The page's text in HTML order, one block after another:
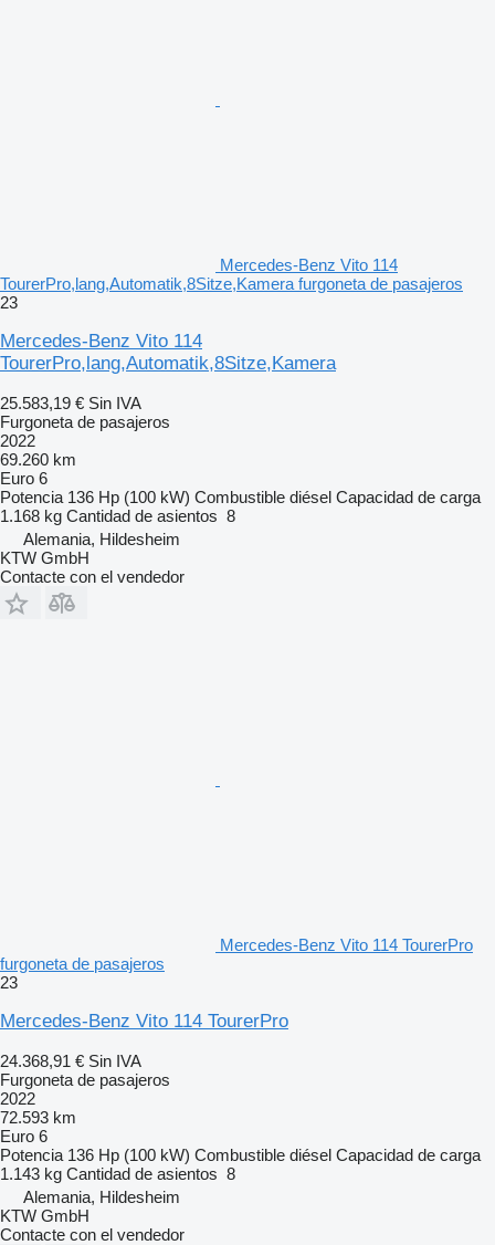
Mercedes-Benz Vito 114
TourerPro,lang,Automatik,8Sitze,Kamera furgoneta de pasajeros
23
Mercedes-Benz Vito 114
TourerPro,lang,Automatik,8Sitze,Kamera
25.583,19 € Sin IVA
Furgoneta de pasajeros
2022
69.260 km
Euro 6
Potencia 136 Hp (100 kW) Combustible diésel Capacidad de carga
1.168 kg Cantidad de asientos 8
Alemania, Hildesheim
KTW GmbH
Contacte con el vendedor
Mercedes-Benz Vito 114 TourerPro
furgoneta de pasajeros
23
Mercedes-Benz Vito 114 TourerPro
24.368,91 € Sin IVA
Furgoneta de pasajeros
2022
72.593 km
Euro 6
Potencia 136 Hp (100 kW) Combustible diésel Capacidad de carga
1.143 kg Cantidad de asientos 8
Alemania, Hildesheim
KTW GmbH
Contacte con el vendedor